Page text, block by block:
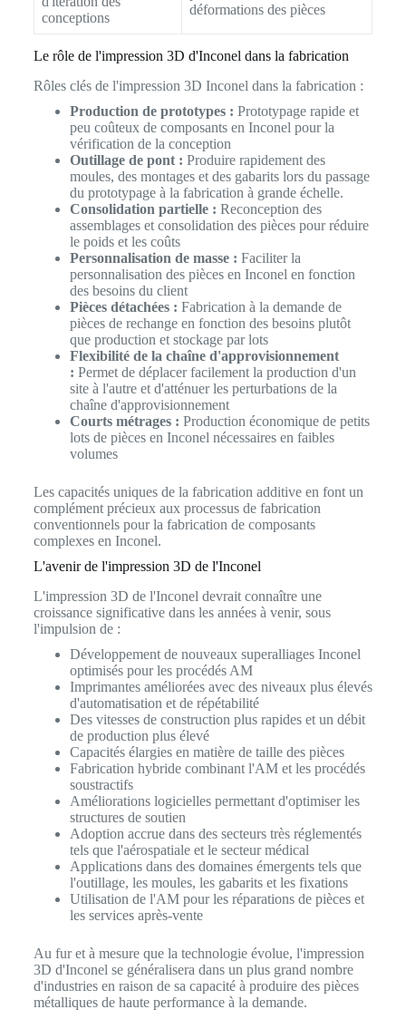
conceptions
déformations des pièces
Le rôle de l'impression 3D d'Inconel dans la fabrication
Rôles clés de l'impression 3D Inconel dans la fabrication :
Production de prototypes : Prototypage rapide et
peu coûteux de composants en Inconel pour la
vérification de la conception
Outillage de pont : Produire rapidement des
moules, des montages et des gabarits lors du passage
du prototypage à la fabrication à grande échelle.
Consolidation partielle : Reconception des
assemblages et consolidation des pièces pour réduire
le poids et les coûts
Personnalisation de masse : Faciliter la
personnalisation des pièces en Inconel en fonction
des besoins du client
Pièces détachées : Fabrication à la demande de
pièces de rechange en fonction des besoins plutôt
que production et stockage par lots
Flexibilité de la chaîne d'approvisionnement
: Permet de déplacer facilement la production d'un
site à l'autre et d'atténuer les perturbations de la
chaîne d'approvisionnement
Courts métrages : Production économique de petits
lots de pièces en Inconel nécessaires en faibles
volumes
Les capacités uniques de la fabrication additive en font un
complément précieux aux processus de fabrication
conventionnels pour la fabrication de composants
complexes en Inconel.
L'avenir de l'impression 3D de l'Inconel
L'impression 3D de l'Inconel devrait connaître une
croissance significative dans les années à venir, sous
l'impulsion de :
Développement de nouveaux superalliages Inconel
optimisés pour les procédés AM
Imprimantes améliorées avec des niveaux plus élevés
d'automatisation et de répétabilité
Des vitesses de construction plus rapides et un débit
de production plus élevé
Capacités élargies en matière de taille des pièces
Fabrication hybride combinant l'AM et les procédés
soustractifs
Améliorations logicielles permettant d'optimiser les
structures de soutien
Adoption accrue dans des secteurs très réglementés
tels que l'aérospatiale et le secteur médical
Applications dans des domaines émergents tels que
l'outillage, les moules, les gabarits et les fixations
Utilisation de l'AM pour les réparations de pièces et
les services après-vente
Au fur et à mesure que la technologie évolue, l'impression
3D d'Inconel se généralisera dans un plus grand nombre
d'industries en raison de sa capacité à produire des pièces
métalliques de haute performance à la demande.